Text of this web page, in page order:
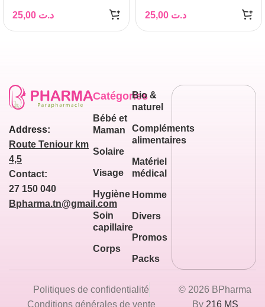
د.ت
د.ت
Address:
Route Teniour km
4,5
Contact:
27 150 040
Bpharma.tn@gmail.com
Catégories
Bébé et
Maman
Solaire
Visage
Hygiène
Soin
capillaire
Corps
Bio &
naturel
Compléments
alimentaires
Matériel
médical
Homme
Divers
Promos
Packs
© 2026 BPharma
By 216 MS
Politiques de confidentialité
Conditions générales de vente